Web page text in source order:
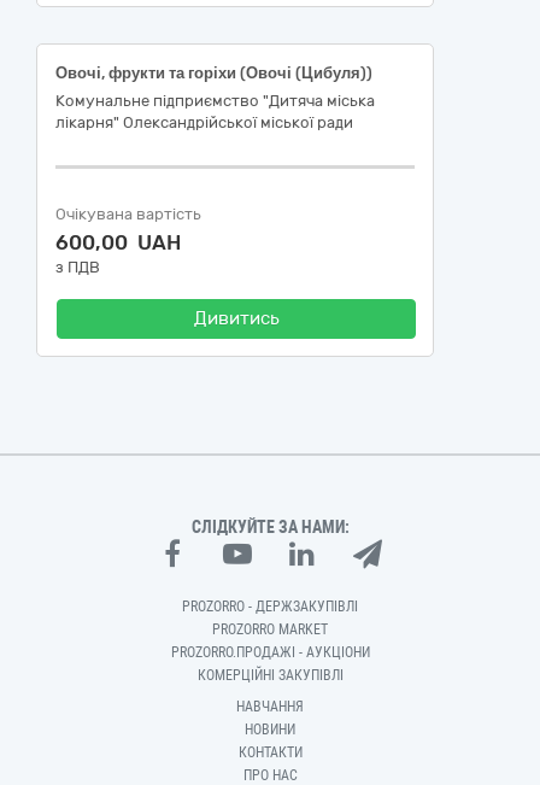
Овочі, фрукти та горіхи (Овочі (Цибуля))
Комунальне підприємство "Дитяча міська
лікарня" Олександрійської міської ради
Очікувана вартість
600,00 UAH
з ПДВ
Дивитись
СЛІДКУЙТЕ ЗА НАМИ:
PROZORRO - ДЕРЖЗАКУПІВЛІ
PROZORRO MARKET
PROZORRO.ПРОДАЖІ - АУКЦІОНИ
КОМЕРЦІЙНІ ЗАКУПІВЛІ
НАВЧАННЯ
НОВИНИ
КОНТАКТИ
ПРО НАС